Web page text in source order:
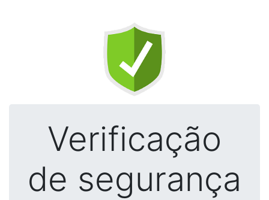
Verificação
de segurança